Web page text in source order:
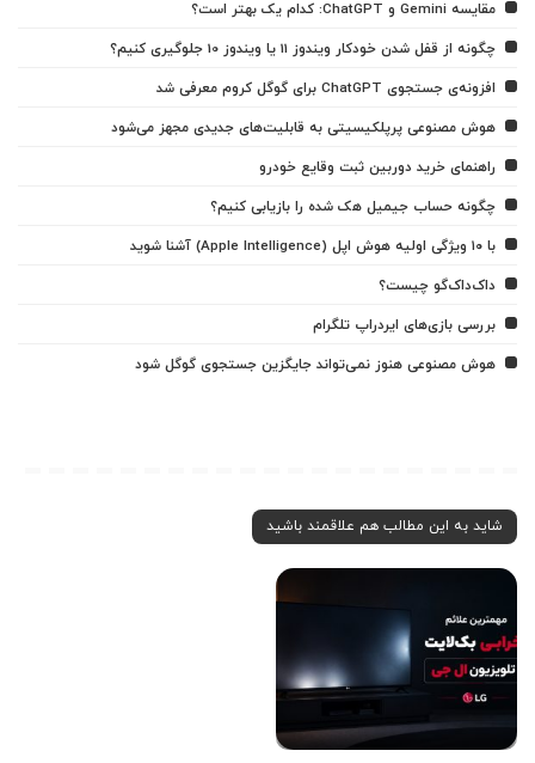
مقایسه Gemini و ChatGPT: کدام یک بهتر است؟
چگونه از قفل شدن خودکار ویندوز 11 یا ویندوز 10 جلوگیری کنیم؟
افزونه‌ی جستجوی ChatGPT برای گوگل کروم معرفی شد
هوش مصنوعی پرپلکیسیتی به قابلیت‌های جدیدی مجهز می‌شود
راهنمای خرید دوربین ثبت وقایع خودرو
چگونه حساب جیمیل هک شده را بازیابی کنیم؟
با ۱۰ ویژگی اولیه هوش اپل (Apple Intelligence) آشنا شوید
داک‌داک‌گو چیست؟
بررسی بازی‌های ایردراپ تلگرام
هوش مصنوعی هنوز نمی‌تواند جایگزین جستجوی گوگل شود
شاید به این مطالب هم علاقمند باشید